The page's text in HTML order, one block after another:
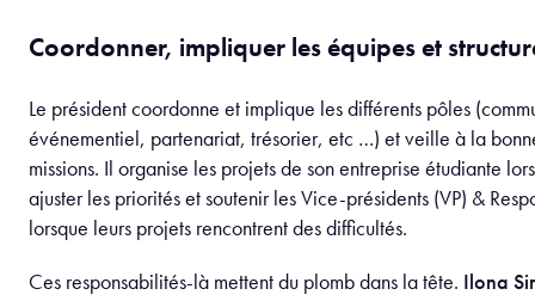
membres, de donner du sens à l’engagement associatif et de
s’agit pour nos étudiants en poste, de travailler sur leur
Jade Viry , présidente de Déli’Sphère 2025-2026, créatrice
entreprise étudiante qui est tout simplement géniale :
énergie positive. Mon objectif est que chacun se sente